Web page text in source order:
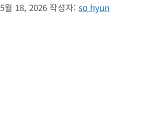
5월 18, 2026 작성자: so hyun